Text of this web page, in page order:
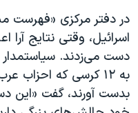
در دفتر مرکزی «فهرست
اسرائيل، وقتی نتايج
دست می‌زدند. سياستمدار
به ۱۲ کرسی که احزاب
بدست آورند، گفت «اين